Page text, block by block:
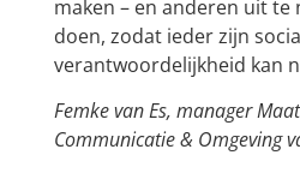
maken – en anderen uit
doen, zodat ieder zijn
verantwoordelijkheid kan
Femke van Es, manager
Communicatie & Omgeving